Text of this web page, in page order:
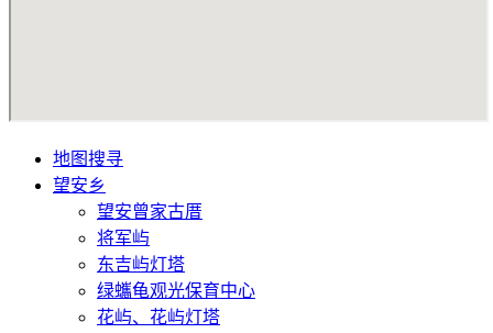
地图搜寻
望安乡
望安曾家古厝
将军屿
东吉屿灯塔
绿蠵龟观光保育中心
花屿、花屿灯塔